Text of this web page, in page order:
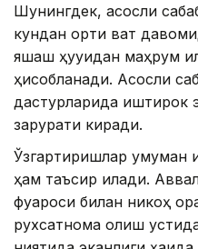
Шунингдек, асосли
кундан ортиқ вақт
яшаш ҳуқуқидан маҳрум
ҳисобланади. Асосли
дастурларида иштирок
зарурати киради.
Ўзгартиришлар умуман
ҳам таъсир қилади.
фуқароси билан никоҳ
рухсатнома олиш